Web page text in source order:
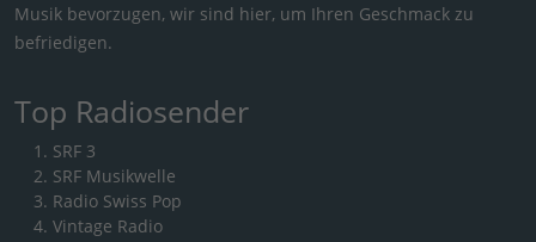
Musik bevorzugen, wir sind hier, um Ihren Geschmack zu
befriedigen.
Top Radiosender
SRF 3
SRF Musikwelle
Radio Swiss Pop
Vintage Radio